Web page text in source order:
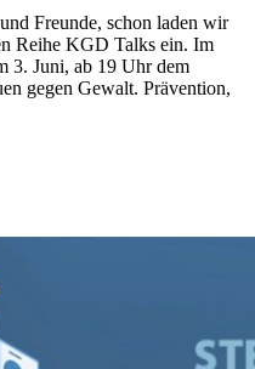
Freunde, schon laden wir
Reihe KGD Talks ein. Im
3. Juni, ab 19 Uhr dem
gegen Gewalt. Prävention,